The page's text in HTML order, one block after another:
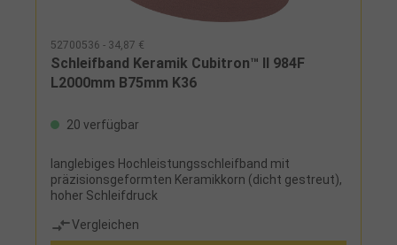
52700536 - 34,87 €
Schleifband Keramik Cubitron™ II 984F
L2000mm B75mm K36
20 verfügbar
langlebiges Hochleistungsschleifband mit
präzisionsgeformten Keramikkorn (dicht gestreut),
hoher Schleifdruck
Vergleichen